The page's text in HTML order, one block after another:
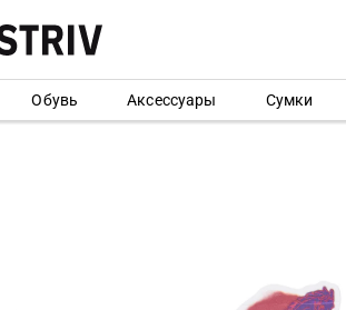
Обувь Аксессуары Сумки